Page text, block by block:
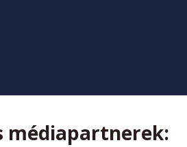
médiapartnerek: